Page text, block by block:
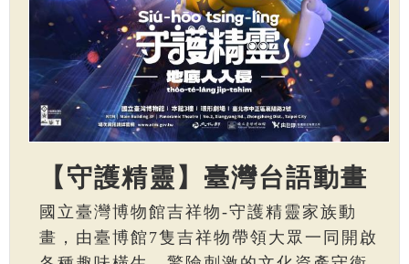
【守護精靈】臺灣台語動畫
國立臺灣博物館吉祥物-守護精靈家族動
畫，由臺博館7隻吉祥物帶領大眾一同開啟